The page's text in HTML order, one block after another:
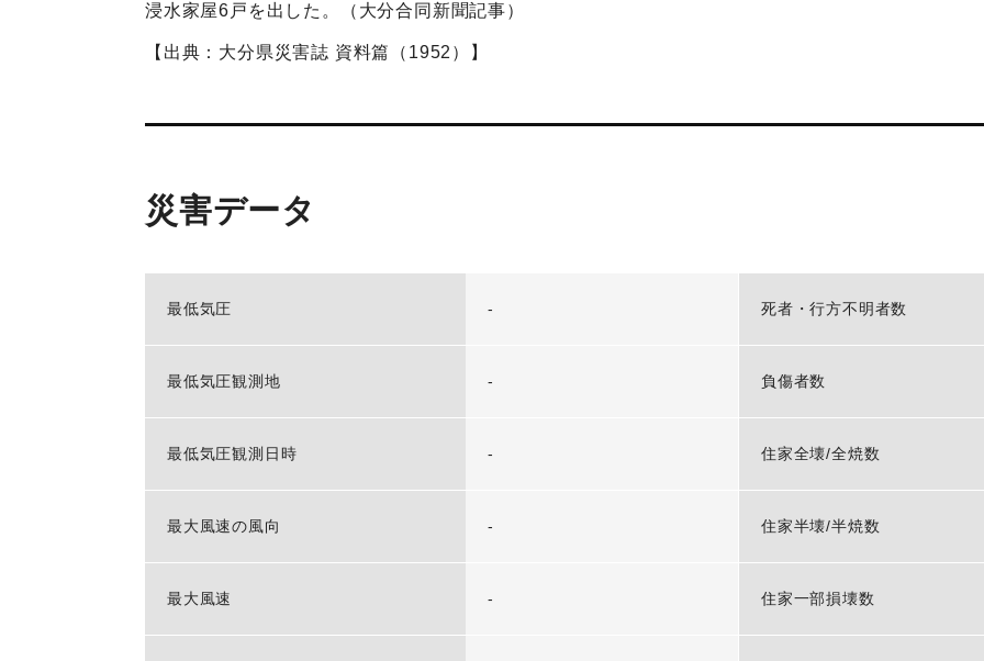
浸水家屋6戸を出した。（大分合同新聞記事）
【出典：大分県災害誌 資料篇（1952）】
災害データ
最低気圧 -
最低気圧観測地 -
最低気圧観測日時 -
最大風速の風向 -
最大風速 -
死者・行方不明者数
負傷者数
住家全壊/全焼数
住家半壊/半焼数
住家一部損壊数